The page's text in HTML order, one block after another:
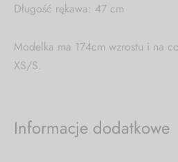
Długość rękawa: 47 cm
Modelka ma 174cm wzrostu i na
XS/S.
Informacje dodatkowe